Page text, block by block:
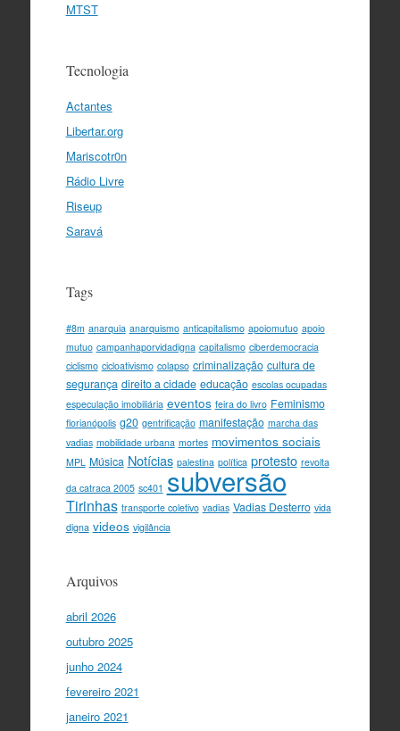
MTST
Tecnologia
Actantes
Libertar.org
Mariscotr0n
Rádio Livre
Riseup
Saravá
Tags
#8m anarquia anarquismo anticapitalismo apoiomutuo apoio
mutuo campanhaporvidadigna capitalismo ciberdemocracia
ciclismo cicloativismo colapso criminalização cultura de
segurança direito a cidade educação escolas ocupadas
especulação imobiliária eventos feira do livro Feminismo
florianópolis g20 gentrificação manifestação marcha das
vadias mobilidade urbana mortes movimentos sociais
MPL Música Notícias palestina política protesto revolta
da catraca 2005 sc401 subversão
Tirinhas transporte coletivo vadias Vadias Desterro vida
digna videos vigilância
Arquivos
abril 2026
outubro 2025
junho 2024
fevereiro 2021
janeiro 2021